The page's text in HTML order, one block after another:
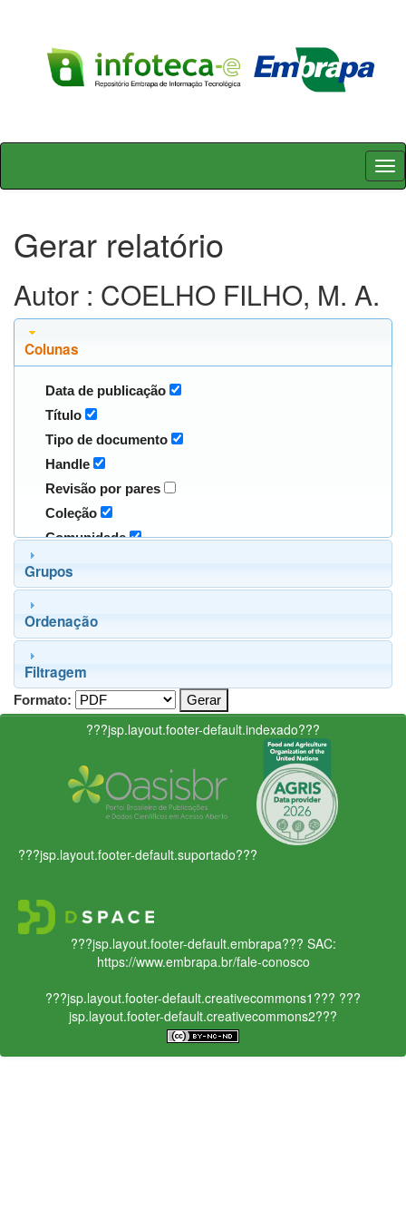
Skip
Gerar relatório
Autor : COELHO FILHO, M. A.
Colunas
Data de publicação
Título
Tipo de documento
Handle
Revisão por pares
Coleção
Comunidade
Grupos
Ordenação
Filtragem
Formato:
???jsp.layout.footer-default.indexado???
???jsp.layout.footer-default.suportado???
???jsp.layout.footer-default.embrapa??? SAC:
https://www.embrapa.br/fale-conosco
???jsp.layout.footer-default.creativecommons1??? ???
jsp.layout.footer-default.creativecommons2???